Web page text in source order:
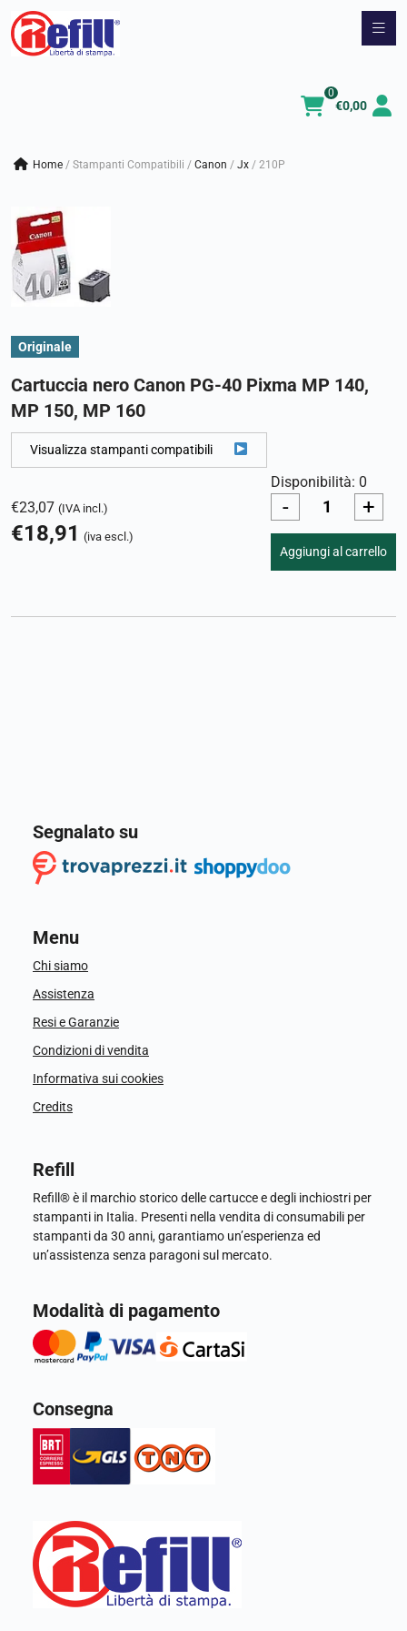
Vai
€0,00
0
Home / Stampanti Compatibili / canon / jx / 210P
Originale
Cartuccia nero Canon PG-40 Pixma MP 140,
MP 150, MP 160
Visualizza stampanti compatibili
€23,07 (IVA incl.)
€18,91 (iva escl.)
Disponibilità: 0
- +
Aggiungi al carrello
Segnalato su
Menu
Chi siamo
Assistenza
Resi e Garanzie
Condizioni di vendita
Informativa sui cookies
Credits
Refill
Refill® è il marchio storico delle cartucce e degli inchiostri per
stampanti in Italia. Presenti nella vendita di consumabili per
stampanti da 30 anni, garantiamo un’esperienza ed
un’assistenza senza paragoni sul mercato.
Modalità di pagamento
Consegna